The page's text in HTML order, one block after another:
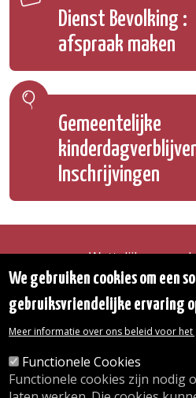
Dienst Bevolking :
afspraak maken
Gemeentelijke
Inschrijvingen
Wettelijke
Toegang tot het
De gemeente
Contact
We gebruiken cookies om een
gebruiksvriendelijke ervaring
Meer informatie over ons beleid voor het
Functionele Cookies
Functionele cookies zijn nodig